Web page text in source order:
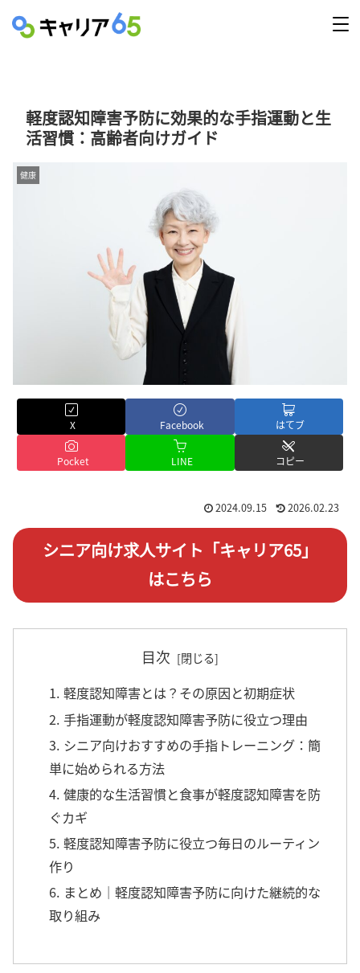
軽度認知障害予防に効果的な手指運動と生
活習慣：高齢者向けガイド
健康
X Facebook はてブ
Pocket LINE コピー
2024.09.15 2026.02.23
シニア向け求人サイト「キャリア65」
はこちら
目次
1. 軽度認知障害とは？その原因と初期症状
2. 手指運動が軽度認知障害予防に役立つ理由
3. シニア向けおすすめの手指トレーニング：簡
単に始められる方法
4. 健康的な生活習慣と食事が軽度認知障害を防
ぐカギ
5. 軽度認知障害予防に役立つ毎日のルーティン
作り
6. まとめ｜軽度認知障害予防に向けた継続的な
取り組み